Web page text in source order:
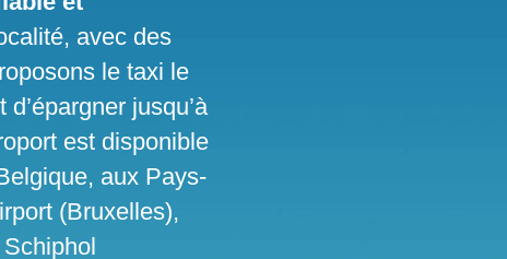
avec des
le taxi le
jusqu’à
est disponible
aux Pays-
(Bruxelles),